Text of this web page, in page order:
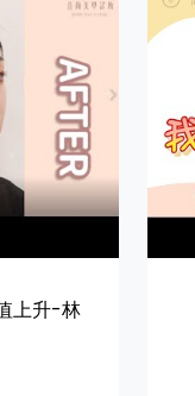
上升-林